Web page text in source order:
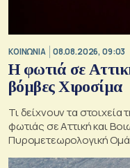
ΚΟΙΝΩΝΙΑ 08.08.2026, 09:03
Η φωτιά σε
βόμβες Χιροσίμα
Τι δείχνουν τα
φωτιάς σε Αττική και
Πυρομετεωρολογική
Εθνικού